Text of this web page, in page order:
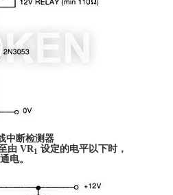
中断检测器
由 VR1
设定的电平以下时，
电。